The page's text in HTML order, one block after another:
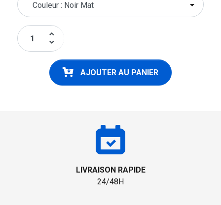
keyboard_arrow_up
keyboard_arrow_down
AJOUTER AU PANIER
LIVRAISON RAPIDE
24/48H